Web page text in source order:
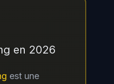
en 2026
est une